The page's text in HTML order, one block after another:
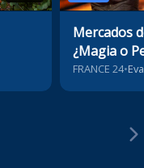
Mercados
¿Magia o
FRANCE 24•